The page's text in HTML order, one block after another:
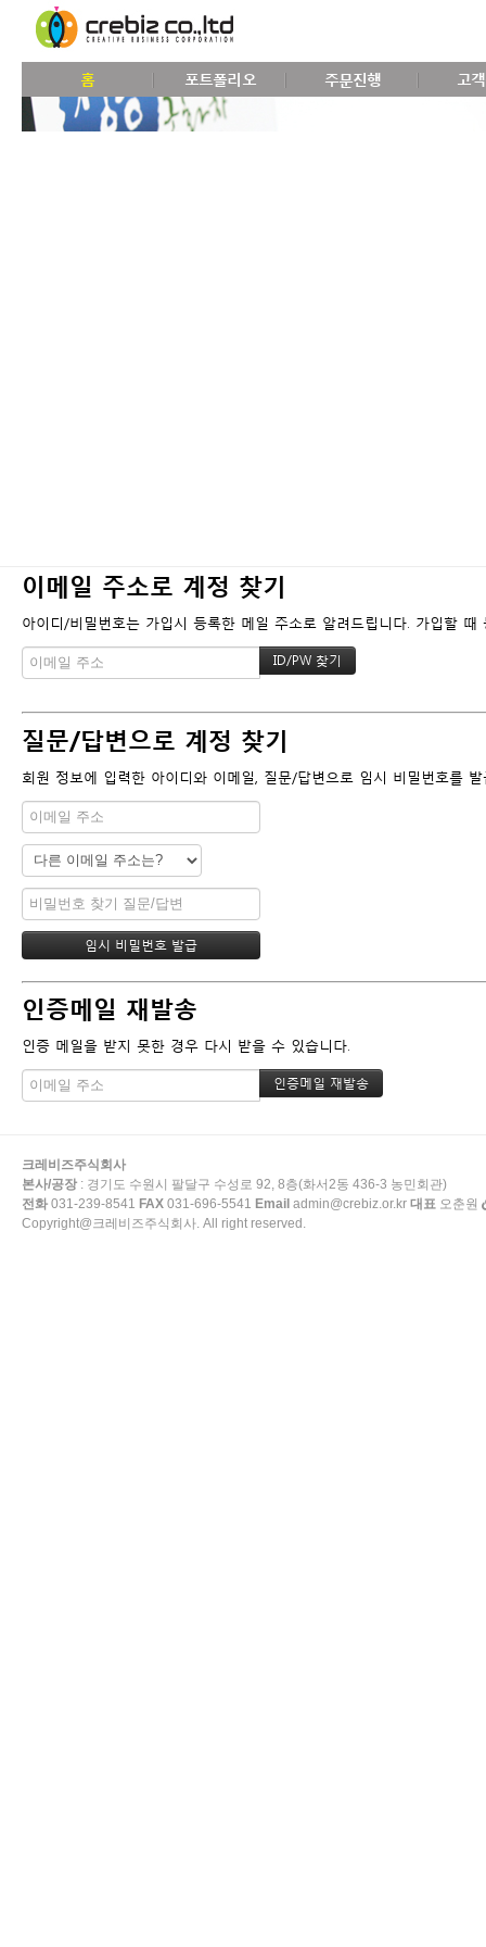
홈 포트폴리오 주문진행 고
이메일 주소로 계정 찾기
아이디/비밀번호는 가입시 등록한 메일 주소로 알려드립니다. 가입할
질문/답변으로 계정 찾기
회원 정보에 입력한 아이디와 이메일, 질문/답변으로 임시 비밀번호를
인증메일 재발송
인증 메일을 받지 못한 경우 다시 받을 수 있습니다.
크레비즈주식회사
본사/공장 : 경기도 수원시 팔달구 수성로 92, 8층(화서2동 436-3 농민회관)
전화 031-239-8541 FAX 031-696-5541 Email admin@crebiz.or.kr 대표 오춘원
Copyright@크레비즈주식회사. All right reserved.